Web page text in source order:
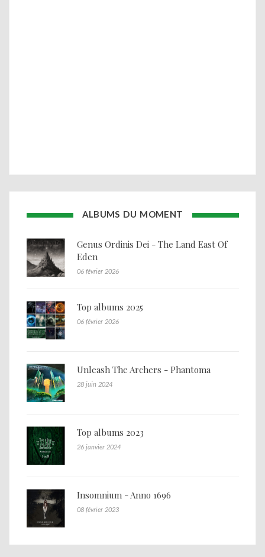
ALBUMS DU MOMENT
Genus Ordinis Dei - The Land East Of
Eden
06 février 2026
Top albums 2025
06 février 2026
Unleash The Archers - Phantoma
28 juin 2024
Top albums 2023
26 janvier 2024
Insomnium - Anno 1696
08 février 2023